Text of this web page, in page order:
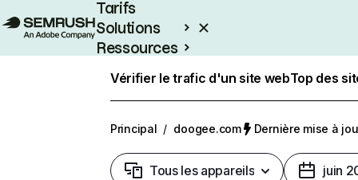
Tarifs
Solutions
Ressources
Vérifier le trafic d'un site webTop des
Principal / doogee.com Dernière mise à
Tous les appareils juin